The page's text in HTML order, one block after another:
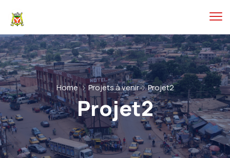
Home Projets à venir Projet2
Projet2